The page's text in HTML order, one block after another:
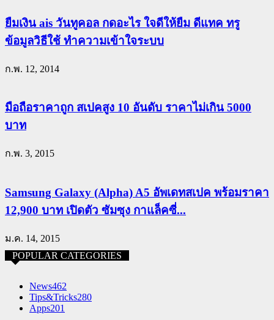
ยืมเงิน ais วันทูคอล กดอะไร ใจดีให้ยืม ดีแทค ทรู
ข้อมูลวิธีใช้ ทำความเข้าใจระบบ
ก.พ. 12, 2014
มือถือราคาถูก สเปคสูง 10 อันดับ ราคาไม่เกิน 5000
บาท
ก.พ. 3, 2015
Samsung Galaxy (Alpha) A5 อัพเดทสเปค พร้อมราคา
12,900 บาท เปิดตัว ซัมซุง กาแล็คซี่...
ม.ค. 14, 2015
POPULAR CATEGORIES
News462
Tips&Tricks280
Apps201